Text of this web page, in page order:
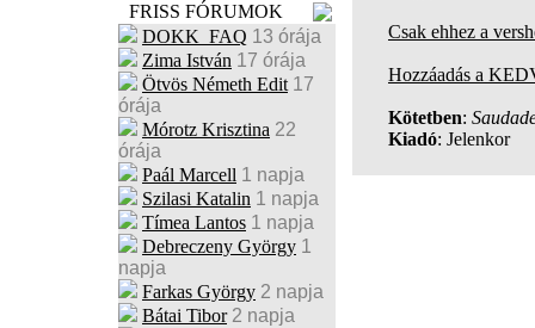
FRISS FÓRUMOK
DOKK_FAQ 13 órája
Zima István 17 órája
Ötvös Németh Edit 17
órája
Mórotz Krisztina 22
órája
Paál Marcell 1 napja
Szilasi Katalin 1 napja
Tímea Lantos 1 napja
Debreczeny György 1
napja
Farkas György 2 napja
Bátai Tibor 2 napja
Csak ehhez a
Hozzáadás a
Kötetben:
Kiadó: Jelenkor